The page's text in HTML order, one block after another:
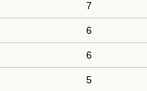
7
6
6
5